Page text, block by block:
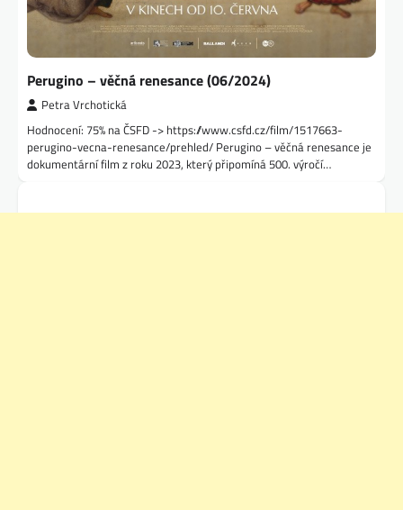
Perugino – věčná renesance (06/2024)
Petra Vrchotická
Hodnocení: 75% na ČSFD -> https://www.csfd.cz/film/1517663-
perugino-vecna-renesance/prehled/ Perugino – věčná renesance je
dokumentární film z roku 2023, který připomíná 500. výročí…